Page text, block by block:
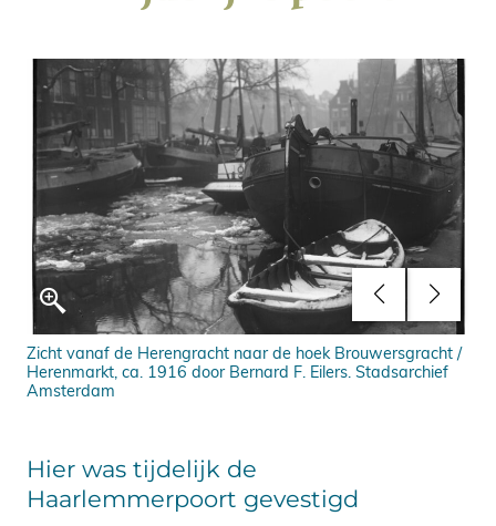
Zicht vanaf de Herengracht naar de hoek Brouwersgracht /
Herenmarkt, ca. 1916 door Bernard F. Eilers. Stadsarchief
Amsterdam
Hier was tijdelijk de
Haarlemmerpoort gevestigd